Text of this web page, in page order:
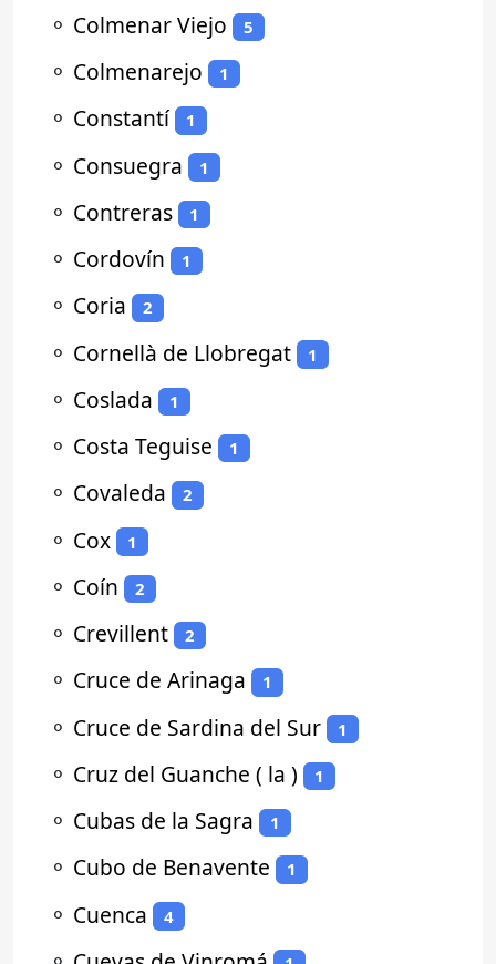
⚬ Colmenar Viejo 5
⚬ Colmenarejo 1
⚬ Constantí 1
⚬ Consuegra 1
⚬ Contreras 1
⚬ Cordovín 1
⚬ Coria 2
⚬ Cornellà de Llobregat 1
⚬ Coslada 1
⚬ Costa Teguise 1
⚬ Covaleda 2
⚬ Cox 1
⚬ Coín 2
⚬ Crevillent 2
⚬ Cruce de Arinaga 1
⚬ Cruce de Sardina del Sur 1
⚬ Cruz del Guanche ( la ) 1
⚬ Cubas de la Sagra 1
⚬ Cubo de Benavente 1
⚬ Cuenca 4